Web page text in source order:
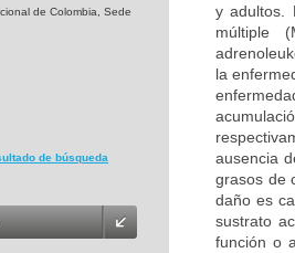
de Colombia, Sede
de búsqueda
y adultos.
múltiple
la
ausencia
grasos de
daño es
sustrato
función o